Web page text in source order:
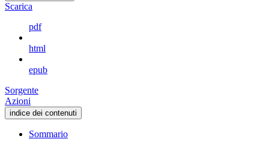
Scarica
pdf
html
epub
Sorgente
Azioni
indice dei contenuti
Sommario